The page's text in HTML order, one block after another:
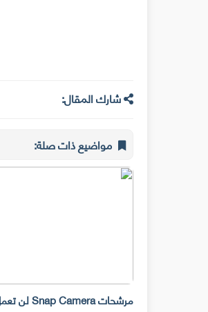
شارك المقال:
مواضيع ذات صلة:
مرشحات Snap Camera لن تعمل على أجهزة Mac وأجهزة سطح المكتب ابتداء من 25 يناير